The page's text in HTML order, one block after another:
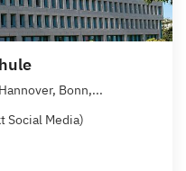
Bonn,...
Social Media)